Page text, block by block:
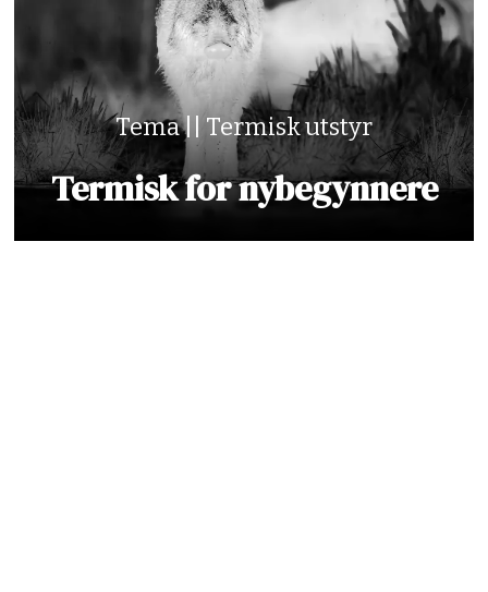
Tema || Termisk utstyr
Termisk for nybegynnere